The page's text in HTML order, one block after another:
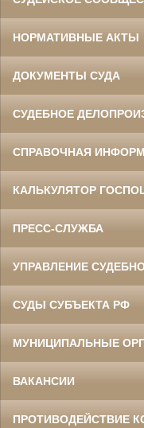
НОРМАТИВНЫЕ АКТЫ
ДОКУМЕНТЫ СУДА
СУДЕБНОЕ
СПРАВОЧНАЯ
КАЛЬКУЛЯТОР
ПРЕСС-СЛУЖБА
УПРАВЛЕНИЕ
СУДЫ СУБЪЕКТА РФ
МУНИЦИПАЛЬНЫЕ
ВАКАНСИИ
ПРОТИВОДЕЙСТВИЕ